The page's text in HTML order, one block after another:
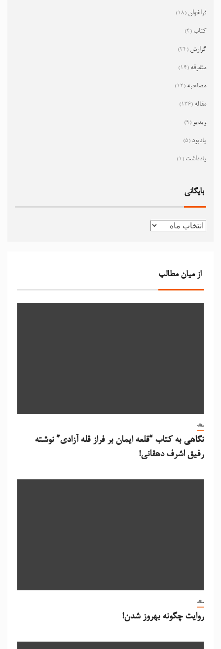
فراخوان (18)
کتاب (4)
گزارش (24)
متفرقه (14)
مصاحبه (12)
مقاله (136)
ویدیو (9)
یادبود (5)
یادداشت (1)
بایگانی
از میان مطالب
مقاله
نگاهی به کتاب “قلعه ایمان بر فراز قله آزادی” نوشته
رفیق اشرف دهقانی!
مقاله
روایت چگونه بهروز شدن!